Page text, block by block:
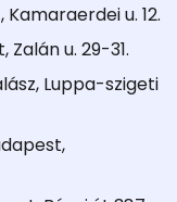
Kamaraerdei u. 12.
Zalán u. 29-31.
Luppa-szigeti